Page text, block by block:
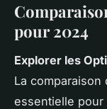
pour 2024
Explorer les
La comparaison
essentielle